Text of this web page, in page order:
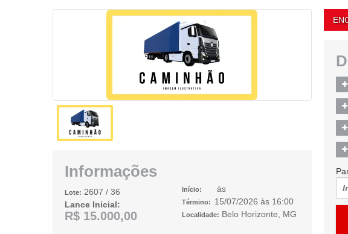
Informações
Lote: 2607 / 36
Lance Inicial:
R$ 15.000,00
Início: às
Término: 15/07/2026 às 16:00
Localidade: Belo Horizonte, MG